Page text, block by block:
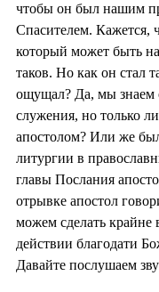
чтобы он был нашим
Спасителем. Кажется,
который может быть
таков. Но как он стал
ощущал? Да, мы знаем
служения, но только
апостолом? Или же
литургии в
главы Послания
отрывке апостол
можем сделать
действии благодати
Давайте послушаем